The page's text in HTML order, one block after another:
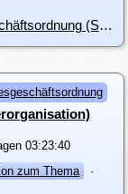
i2758: Entfernung von §7(3) der Landesgeschäftsordnung (Sitzungen des erweiterten Landesvorstandes)
03:23:40
zum Thema
·